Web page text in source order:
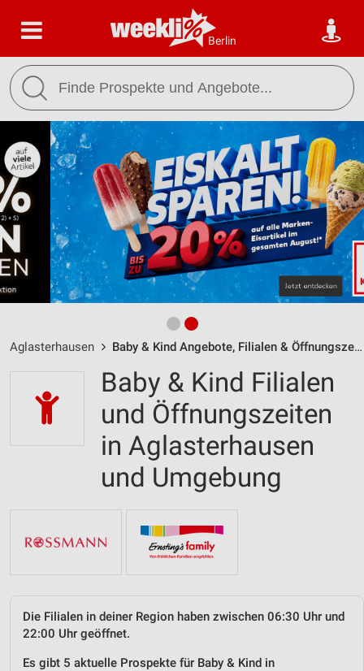
Berlin
Aglasterhausen Baby & Kind Angebote, Filialen & Öffnungszeiten
Baby & Kind Filialen
und Öffnungszeiten
in Aglasterhausen
und Umgebung
Die Filialen in deiner Region haben zwischen 06:30 Uhr und
22:00 Uhr geöffnet.
Es gibt 5 aktuelle Prospekte für Baby & Kind in